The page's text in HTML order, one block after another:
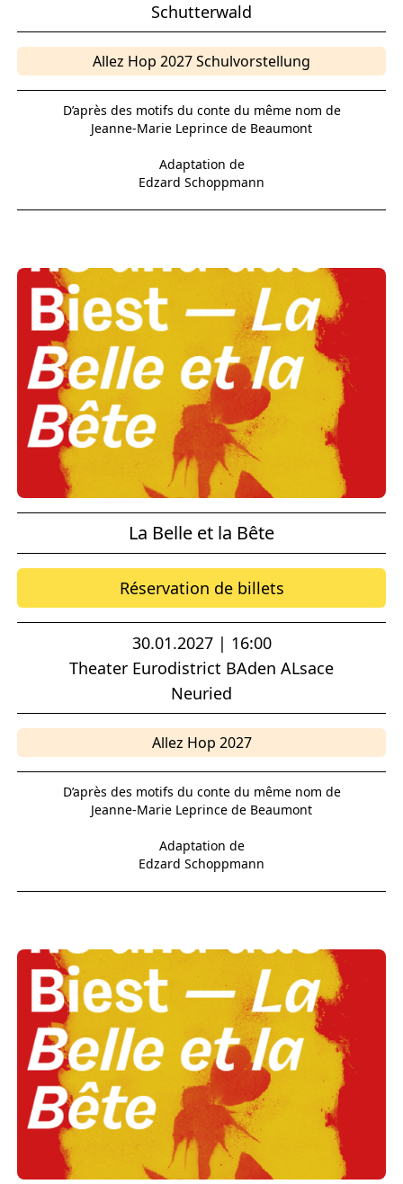
Schutterwald
Allez Hop 2027 Schulvorstellung
D’après des motifs du conte du même nom de
Jeanne-Marie Leprince de Beaumont
Adaptation de
Edzard Schoppmann
La Belle et la Bête
Réservation de billets
30.01.2027 | 16:00
Theater Eurodistrict BAden ALsace
Neuried
Allez Hop 2027
D’après des motifs du conte du même nom de
Jeanne-Marie Leprince de Beaumont
Adaptation de
Edzard Schoppmann